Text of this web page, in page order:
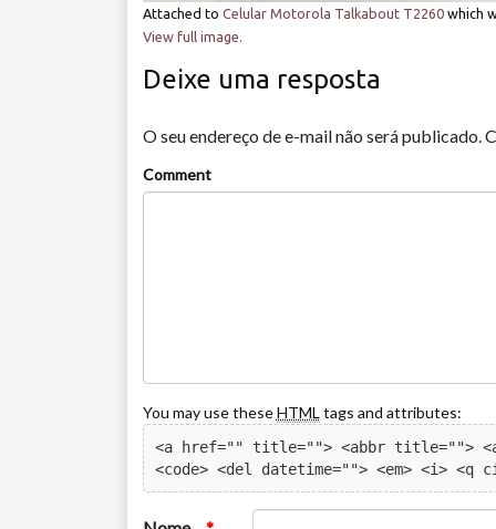
Attached to Celular Motorola Talkabout T2260which
View full image.
Deixe uma resposta
O seu endereço de e-mail não será publicado.
Comment
You may use theseHTMLtags and attributes:
<a href="" title=""> <abbr title="">
<code> <del datetime=""> <em> <i>